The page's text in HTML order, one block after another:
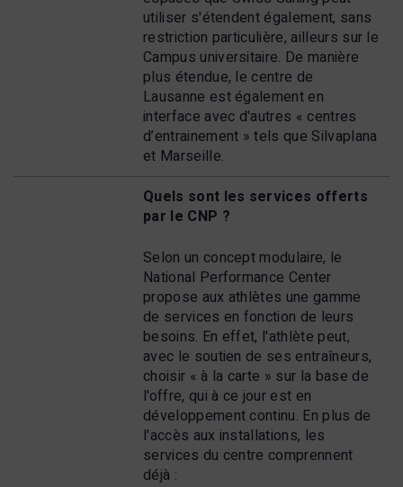
utiliser s'étendent également, sans
restriction particulière, ailleurs sur le
Campus universitaire. De manière
plus étendue, le centre de
Lausanne est également en
interface avec d'autres « centres
d’entrainement » tels que Silvaplana
et Marseille.
Quels sont les services offerts
par le CNP ?
Selon un concept modulaire, le
National Performance Center
propose aux athlètes une gamme
de services en fonction de leurs
besoins. En effet, l'athlète peut,
avec le soutien de ses entraîneurs,
choisir « à la carte » sur la base de
l'offre, qui à ce jour est en
développement continu. En plus de
l'accès aux installations, les
services du centre comprennent
déjà :